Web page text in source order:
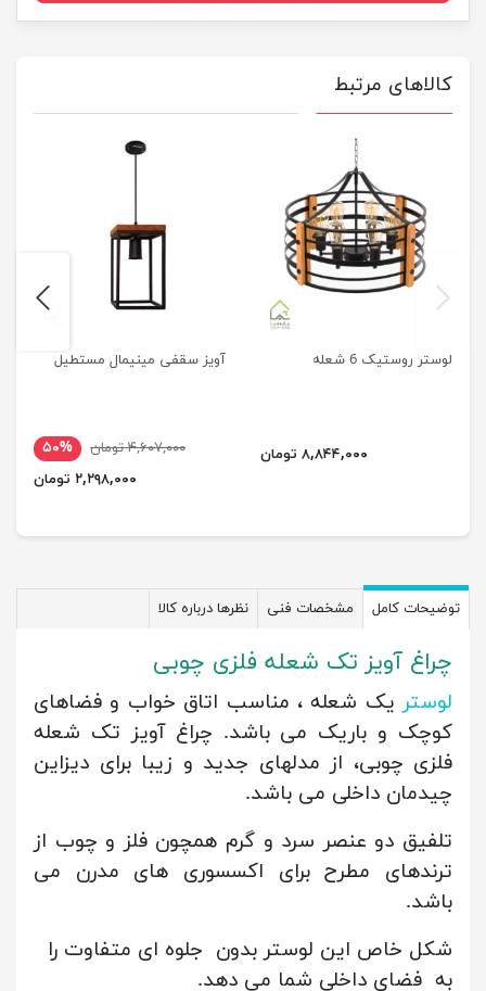
کالاهای مرتبط
لوستر روستیک 6 شعله
۸,۸۴۴,۰۰۰ تومان
آویز سقفی مینیمال مستطیل
۴,۶۰۷,۰۰۰ تومان
۵۰%
۲,۲۹۸,۰۰۰ تومان
previus
توضیحات کامل مشخصات فنی نظرها درباره کالا
چراغ آویز تک شعله فلزی چوبی
لوستر یک شعله ، مناسب اتاق خواب و فضاهای
کوچک و باریک می باشد. چراغ آویز تک شعله
فلزی چوبی، از مدلهای جدید و زیبا برای دیزاین
چیدمان داخلی می باشد.
تلفیق دو عنصر سرد و گرم همچون فلز و چوب از
ترندهای مطرح برای اکسسوری های مدرن می
باشد.
شکل خاص این لوستر بدون جلوه ای متفاوت را
به فضای داخلی شما می دهد.